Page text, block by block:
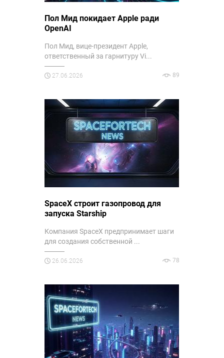
Пол Мид покидает Apple ради
OpenAI
Пол Мид, вице-президент Apple,
ответственный за гарнитуру Vi...
27.06.2026 89
SpaceX строит газопровод для
запуска Starship
Компания SpaceX предпринимает шаги
для создания собственной ...
26.06.2026 78